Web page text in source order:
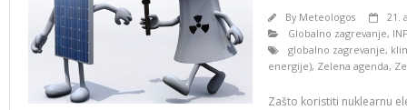
By Meteologos
21.
Globalno zagrevanje,
globalno zagrevanje,
energije), Zelena agenda,
Zašto koristiti nuklearnu